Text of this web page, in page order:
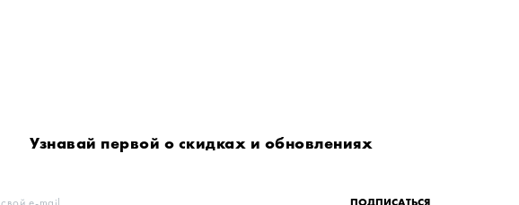
Узнавай первой о скидках и обновлениях